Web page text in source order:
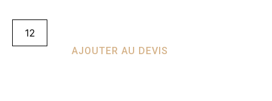
AJOUTER AU DEVIS